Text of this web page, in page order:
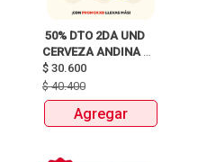
50% DTO 2DA UND
CERVEZA ANDINA
SIX PACK LATA
X310ml
$ 30.600
$40.400
Agregar